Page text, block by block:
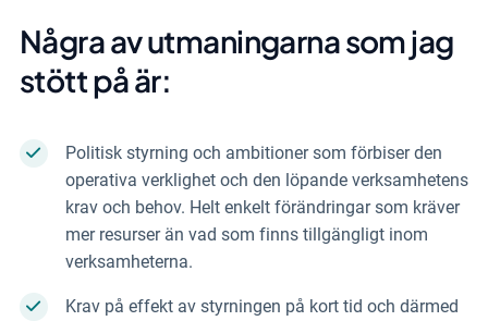
Några av utmaningarna som jag
stött på är:
Politisk styrning och ambitioner som förbiser den
operativa verklighet och den löpande verksamhetens
krav och behov. Helt enkelt förändringar som kräver
mer resurser än vad som finns tillgängligt inom
verksamheterna.
Krav på effekt av styrningen på kort tid och därmed